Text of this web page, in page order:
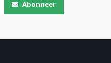
Abonneer